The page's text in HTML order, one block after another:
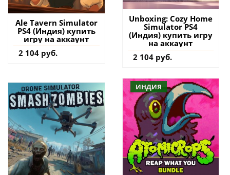
Ale Tavern Simulator
PS4 (Индия) купить
игру на аккаунт
2 104 руб.
Unboxing: Cozy Home
Simulator PS4
(Индия) купить игру
на аккаунт
2 104 руб.
ИНДИЯ